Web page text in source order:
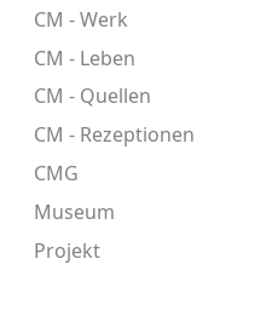
CM - Werk
CM - Leben
CM - Quellen
CM - Rezeptionen
CMG
Museum
Projekt